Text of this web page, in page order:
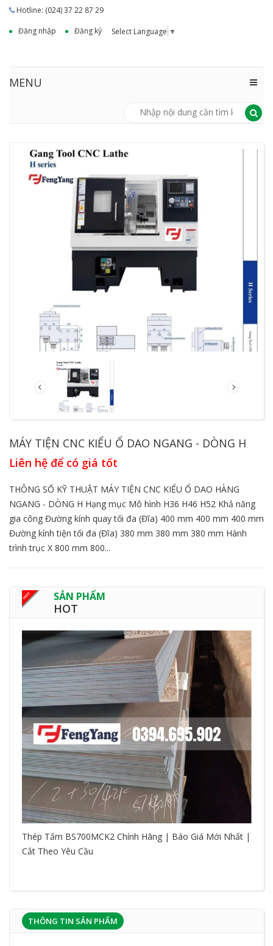
Hotline: (024) 37 22 87 29
Đăng nhập
Đăng ký Select Language ▼
MENU
MÁY TIỆN CNC KIỂU Ổ DAO NGANG - DÒNG H
Liên hệ để có giá tốt
THÔNG SỐ KỸ THUẬT MÁY TIỆN CNC KIỂU Ổ DAO HÀNG
NGANG - DÒNG H Hạng mục Mô hình H36 H46 H52 Khả năng
gia công Đường kính quay tối đa (Đĩa) 400 mm 400 mm 400 mm
Đường kính tiện tối đa (Đĩa) 380 mm 380 mm 380 mm Hành
trình trục X 800 mm 800...
SẢN PHẨM
HOT
Thép Tấm BS700MCK2 Chính Hãng | Báo Giá Mới Nhất |
Cắt Theo Yêu Cầu
THÔNG TIN SẢN PHẨM